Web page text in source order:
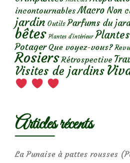
incontournables Macro Non
jardin Outils Parfums du
bêtes Plantes d’intérieur
Potager Que voyez-vous?
Rosiers Rétrospective
Visites de jardins
Articles récents
La Punaise à pattes rousses